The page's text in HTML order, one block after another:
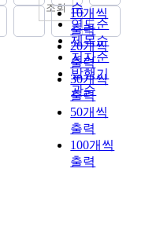
순
연도순
제목순
저자순
발행기
관순
10개씩
출력
20개씩
출력
30개씩
출력
50개씩
출력
100개씩
출력
조회